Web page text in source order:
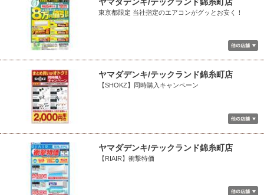
東京都限定 当社指定のエアコンがグッとお安く！
ヤマダデンキ/テックランド錦糸町店
【SHOKZ】同時購入キャンペーン
ヤマダデンキ/テックランド錦糸町店
【RIAIR】衝撃特価